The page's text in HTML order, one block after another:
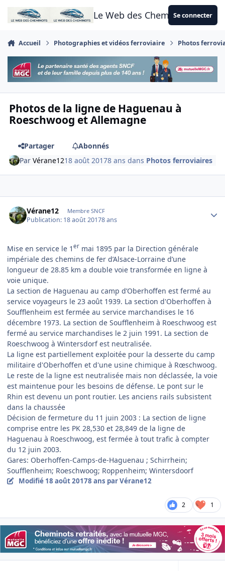
Aller au contenu
Le Web des CheminotsSe connecter
Accueil Photographies et vidéos ferroviaire Photos
Photos de la ligne de Haguenau à
Roeschwoog et Allemagne
Partager
Abonnés
ParVérane1218 août 20178 ans dans Photos ferroviaires
Vérane12 Membre SNCF
Publication: 18 août 20178 ans
Mise en service le 1 er mai 1895 par la Direction générale
impériale des chemins de fer d’Alsace-Lorraine d’une
longueur de 28.85 km a double voie transformée en ligne à
voie unique.
La section de Haguenau au camp d’Oberhoffen est fermé au
service voyageurs le 23 août 1939. La section d'Oberhoffen à
Soufflenheim est fermée au service marchandises le 16
décembre 1973. La section de Soufflenheim à Roeschwoog est
fermé au service marchandises le 2 juin 1991. La section de
Roeschwoog à Wintersdorf est neutralisée.
La ligne est partiellement exploitée pour la desserte du camp
militaire d'Oberhoffen et d'une usine chimique à Rœschwoog.
Le reste de la ligne est neutralisée mais non déclassée, la voie
est maintenue pour les besoins de défense. Le pont sur le
Rhin est devenu un pont routier. Les anciens rails subsistent
dans la chaussée
Décision de fermeture du 11 juin 2003 : La section de ligne
comprise entre les PK 28,530 et 28,849 de la ligne de
Haguenau à Roeschwoog, est fermée à tout trafic à compter
du 12 juin 2003.
Gares: Oberhoffen-Camps-de-Haguenau ; Schirrhein;
Soufflenheim; Roeschwoog; Roppenheim; Wintersdoorf
Modifié 18 août 20178 ans par Vérane12
2 1